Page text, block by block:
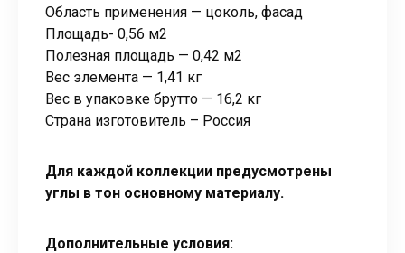
Область применения — цоколь, фасад
Площадь- 0,56 м2
Полезная площадь — 0,42 м2
Вес элемента — 1,41 кг
Вес в упаковке брутто — 16,2 кг
Страна изготовитель – Россия
Для каждой коллекции предусмотрены
углы в тон основному материалу.
Дополнительные условия: